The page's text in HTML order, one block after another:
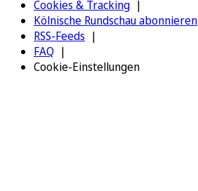
Cookies & Tracking
Kölnische Rundschau abonnieren
RSS-Feeds
FAQ
Cookie-Einstellungen